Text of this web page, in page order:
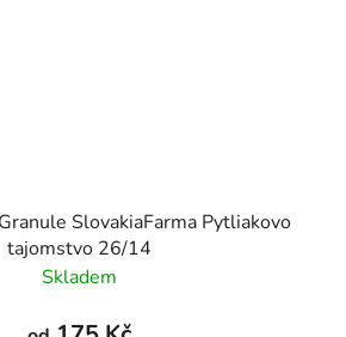
SlovakiaFarma Pytliakovo
tajomstvo 26/14
Skladem